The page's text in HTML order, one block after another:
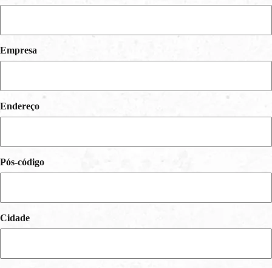
Empresa
Endereço
Pós-código
Cidade